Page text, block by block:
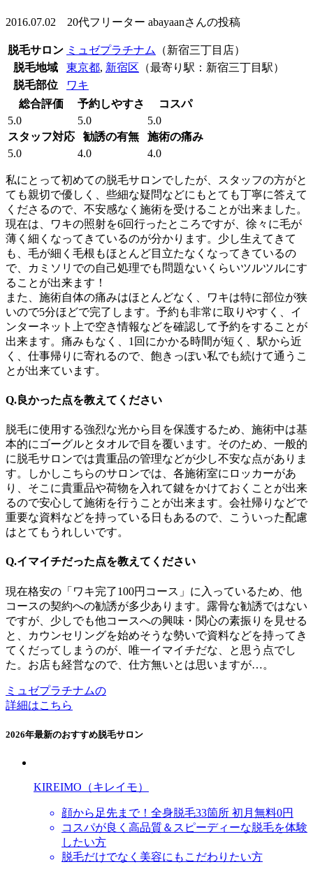
2016.07.02 20代フリーター abayaanさんの投稿
脱毛サロン ミュゼプラチナム
（新宿三丁目店）
脱毛地域
東京都, 新宿区 （最寄り駅：新宿三丁目駅）
脱毛部位
ワキ
総合評価
予約しやすさ
コスパ
5.0
5.0
5.0
スタッフ対応
勧誘の有無
施術の痛み
5.0
4.0 4.0
私にとって初めての脱毛サロンでしたが、スタッフの方がと
ても親切で優しく、些細な疑問などにもとても丁寧に答えて
くださるので、不安感なく施術を受けることが出来ました。
現在は、ワキの照射を6回行ったところですが、徐々に毛が
薄く細くなってきているのが分かります。少し生えてきて
も、毛が細く毛根もほとんど目立たなくなってきているの
で、カミソリでの自己処理でも問題ないくらいツルツルにす
ることが出来ます！
また、施術自体の痛みはほとんどなく、ワキは特に部位が狭
いので5分ほどで完了します。予約も非常に取りやすく、イ
ンターネット上で空き情報などを確認して予約をすることが
出来ます。痛みもなく、1回にかかる時間が短く、駅から近
く、仕事帰りに寄れるので、飽きっぽい私でも続けて通うこ
とが出来ています。
Q.良かった点を教えてください
脱毛に使用する強烈な光から目を保護するため、施術中は基
本的にゴーグルとタオルで目を覆います。そのため、一般的
に脱毛サロンでは貴重品の管理などが少し不安な点がありま
す。しかしこちらのサロンでは、各施術室にロッカーがあ
り、そこに貴重品や荷物を入れて鍵をかけておくことが出来
るので安心して施術を行うことが出来ます。会社帰りなどで
重要な資料などを持っている日もあるので、こういった配慮
はとてもうれしいです。
Q.イマイチだった点を教えてください
現在格安の「ワキ完了100円コース」に入っているため、他
コースの契約への勧誘が多少あります。露骨な勧誘ではない
ですが、少しでも他コースへの興味・関心の素振りを見せる
と、カウンセリングを始めそうな勢いで資料などを持ってき
てくだってしまうのが、唯一イマイチだな、と思う点でし
た。お店も経営なので、仕方無いとは思いますが…。
ミュゼプラチナムの
詳細はこちら
2026年最新のおすすめ脱毛サロン
KIREIMO（キレイモ）
顔から足先まで！全身脱毛33箇所 初月無料0円
コスパが良く高品質＆スピーディーな脱毛を体験
したい方
脱毛だけでなく美容にもこだわりたい方